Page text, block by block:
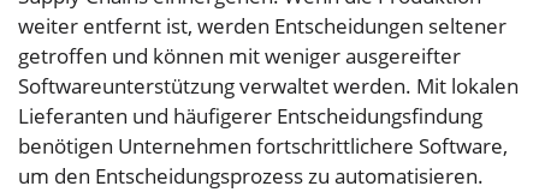
weiter entfernt ist, werden Entscheidungen seltener
getroffen und können mit weniger ausgereifter
Softwareunterstützung verwaltet werden. Mit lokalen
Lieferanten und häufigerer Entscheidungsfindung
benötigen Unternehmen fortschrittlichere Software,
um den Entscheidungsprozess zu automatisieren.